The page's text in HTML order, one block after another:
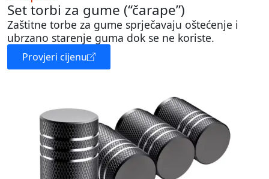
Set torbi za gume (“čarape”)
Zaštitne torbe za gume sprječavaju oštećenje i
ubrzano starenje guma dok se ne koriste.
Provjeri cijenu